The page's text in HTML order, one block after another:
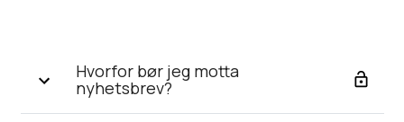
Hvorfor bør jeg motta
nyhetsbrev?